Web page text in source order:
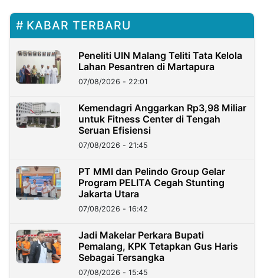
KABAR TERBARU
Peneliti UIN Malang Teliti Tata Kelola
Lahan Pesantren di Martapura
07/08/2026 - 22:01
Kemendagri Anggarkan Rp3,98 Miliar
untuk Fitness Center di Tengah
Seruan Efisiensi
07/08/2026 - 21:45
PT MMI dan Pelindo Group Gelar
Program PELITA Cegah Stunting
Jakarta Utara
07/08/2026 - 16:42
Jadi Makelar Perkara Bupati
Pemalang, KPK Tetapkan Gus Haris
Sebagai Tersangka
07/08/2026 - 15:45